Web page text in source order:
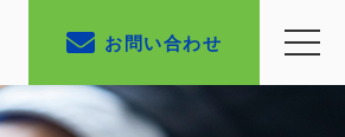
お問い合わせ